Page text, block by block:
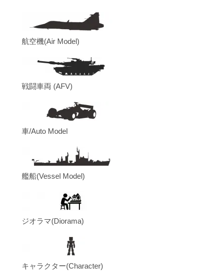
航空機(Air Model)
戦闘車両 (AFV)
車/Auto Model
艦船(Vessel Model)
ジオラマ(Diorama)
キャラクター(Character)